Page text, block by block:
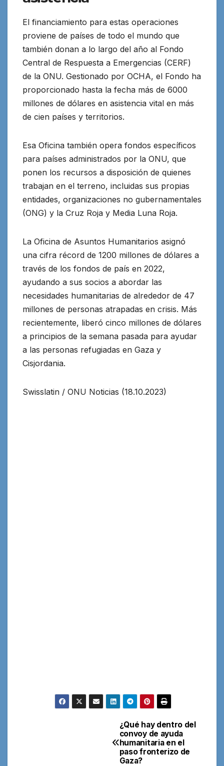
El financiamiento para estas operaciones
proviene de países de todo el mundo que
también donan a lo largo del año al Fondo
Central de Respuesta a Emergencias (CERF)
de la ONU. Gestionado por OCHA, el Fondo ha
proporcionado hasta la fecha más de 6000
millones de dólares en asistencia vital en más
de cien países y territorios.
Esa Oficina también opera fondos específicos
para países administrados por la ONU, que
ponen los recursos a disposición de quienes
trabajan en el terreno, incluidas sus propias
entidades, organizaciones no gubernamentales
(ONG) y la Cruz Roja y Media Luna Roja.
La Oficina de Asuntos Humanitarios asignó
una cifra récord de 1200 millones de dólares a
través de los fondos de país en 2022,
ayudando a sus socios a abordar las
necesidades humanitarias de alrededor de 47
millones de personas atrapadas en crisis. Más
recientemente, liberó cinco millones de dólares
a principios de la semana pasada para ayudar
a las personas refugiadas en Gaza y
Cisjordania.
Swisslatin / ONU Noticias (18.10.2023)
¿Qué hay dentro del
convoy de ayuda
humanitaria en el
paso fronterizo de
Gaza?